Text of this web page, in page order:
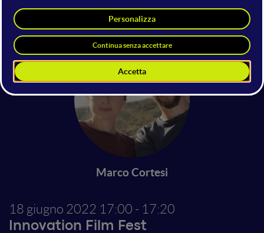
Responsabile comunicazione WWF
Italia
Marco Cortesi
18 giugno 2022 17:00 - 17:20
Innovation Film Fest